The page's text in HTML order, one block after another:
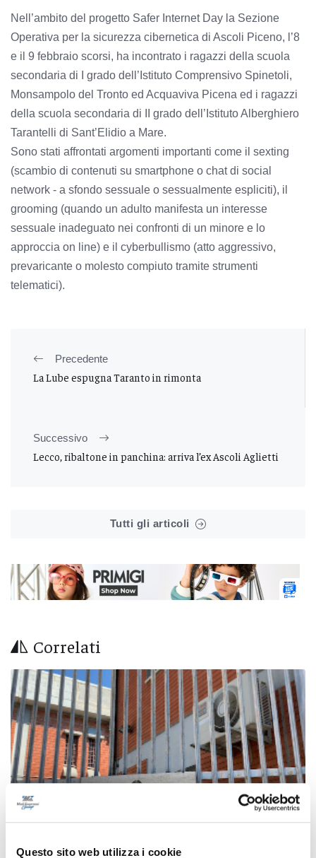
Questo sito web utilizza i cookie
Nell’ambito del progetto Safer Internet Day la Sezione
Operativa per la sicurezza cibernetica di Ascoli Piceno, l’8
e il 9 febbraio scorsi, ha incontrato i ragazzi della scuola
secondaria di I grado dell’Istituto Comprensivo Spinetoli,
Monsampolo del Tronto ed Acquaviva Picena ed i ragazzi
della scuola secondaria di II grado dell’Istituto Alberghiero
Tarantelli di Sant’Elidio a Mare.
Sono stati affrontati argomenti importanti come il sexting
(scambio di contenuti su smartphone o chat di social
network - a sfondo sessuale o sessualmente espliciti), il
grooming (quando un adulto manifesta un interesse
sessuale inadeguato nei confronti di un minore e lo
approccia on line) e il cyberbullismo (atto aggressivo,
prevaricante o molesto compiuto tramite strumenti
telematici).
Precedente
La Lube espugna Taranto in rimonta
Successivo
Lecco, ribaltone in panchina: arriva l’ex Ascoli Aglietti
Tutti gli articoli
Correlati